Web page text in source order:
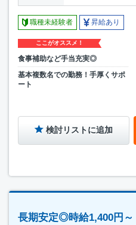
職種未経験者 昇給あり
ここがオススメ！
食事補助など手当充実◎
基本複数名での勤務！手厚くサポ
ート
検討リストに追加
長期安定◎時給1,400円